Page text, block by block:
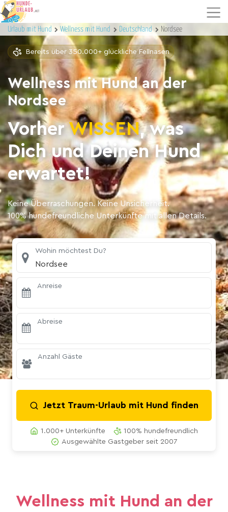
Urlaub mit Hund Wellness mit Hund Deutschland Nordsee
Bereits über 350.000+ glückliche Fellnasen
Wellness mit Hund an der
Nordsee
VorherWISSEN, was
Dich und Deinen Hund
erwartet!
Keine Überraschungen. Keine Unsicherheit.
100% hundefreundliche Unterkünfte mit allen Details.
Wohin möchtest Du?
Nordsee
Anreise
Abreise
Anzahl Gäste
Jetzt Traum-Urlaub mit Hund finden
1.000+ Unterkünfte
100% hundefreundlich
Ausgewählte Gastgeber seit 2007
Wellness mit Hund an der